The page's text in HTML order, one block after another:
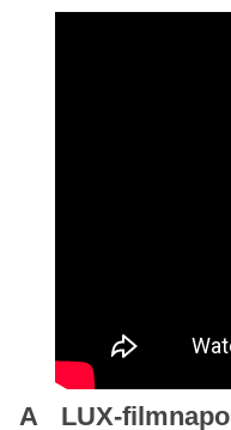
A LUX-